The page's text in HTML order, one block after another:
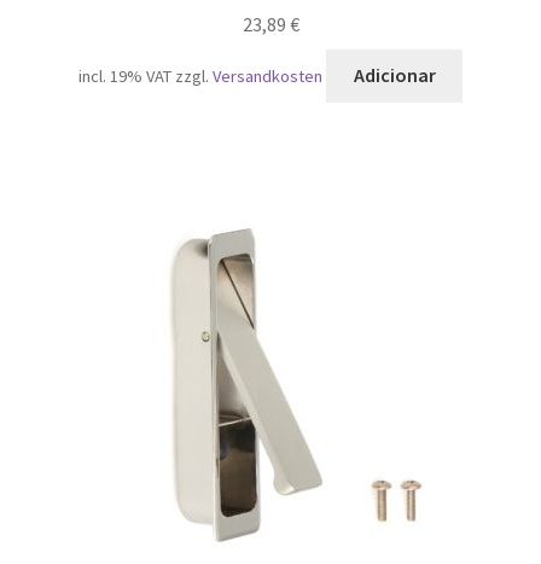
23,89 €
incl. 19% VAT zzgl. Versandkosten Adicionar